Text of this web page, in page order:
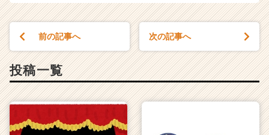
前の記事へ 次の記事へ
投稿一覧